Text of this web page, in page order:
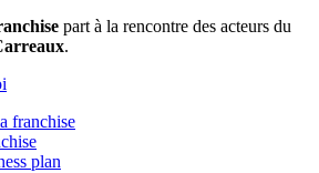
part à la rencontre des acteurs du
.
franchise
plan